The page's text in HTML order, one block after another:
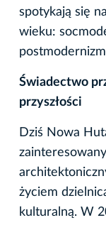
spotykają się
wieku:
Świadectwo
przyszłości
Dziś Nowa
życiem
kulturalną. W